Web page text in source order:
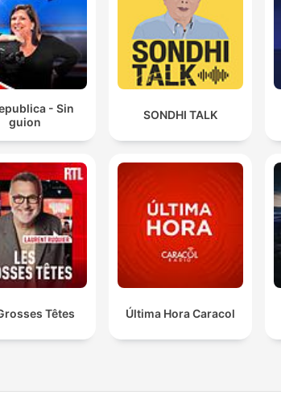
- Sin
guion
SONDHI TALK
Têtes Última Hora Caracol